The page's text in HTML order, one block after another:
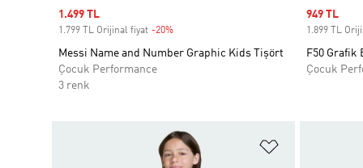
Sale price
1.499 TL
1.799 TL Orijinal fiyat -20%
Messi Name and Number Graphic Kids Tişört
Çocuk Performance
3 renk
Sale price
949 TL
1.899 TL
F50 Grafik
Çocuk